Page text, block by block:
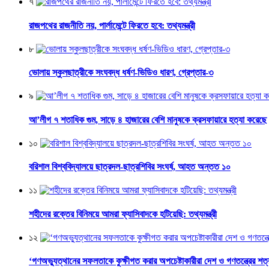
রাজপথের রাজনীতি নয়, পার্লামেন্টে ফিরতে হবে: তথ্যমন্ত্রী
৮
ভোলায় স্কুলছাত্রীকে সংঘবদ্ধ ধর্ষণ-ভিডিও ধারণ, গ্রেপ্তার-৩
৯
আ’লীগ ৭ শতাধিক গুম, সাড়ে ৪ হাজারের বেশি মানুষকে ক্রসফায়ারে হত্যা করেছে
১০
বরিশাল বিশ্ববিদ্যালয়ে ছাত্রদল-ছাত্রশিবির সংঘর্ষ, আহত অন্তত ১০
১১
শহীদের রক্তের বিনিময়ে আমরা ফ্যাসিবাদকে হটিয়েছি: তথ্যমন্ত্রী
১২
‘গণঅভ্যুত্থানের সফলতাকে কুক্ষীগত করার অপচেষ্টাকারীরা দেশ ও গণতন্ত্রের